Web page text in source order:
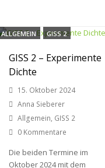
ALLGEMEIN GISS 2
GISS 2 – Experimente
Dichte
15. Oktober 2024
Anna Sieberer
Allgemein, GISS 2
0 Kommentare
Die beiden Termine im
Oktober 2024 mit dem